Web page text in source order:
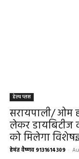
हेल्थ प्लस
सरायपाली/ ओम
लेकर डायबिटीज
को मिलेगा
हेमंत वैष्णव 9131614309 -